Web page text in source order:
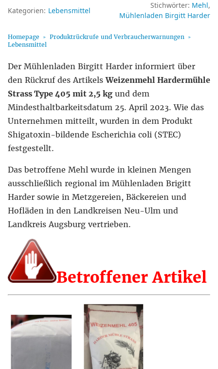
Kategorien: Lebensmittel
Stichwörter: Mehl
Mühlenladen Birgitt Harder
Homepage
Produktrückrufe und Verbraucherwarnungen
Lebensmittel
Der Mühlenladen Birgitt Harder informiert über
den Rückruf des ArtikelsWeizenmehl Hardermühle
Strass Type 405 mit 2,5 kg und dem
Mindesthaltbarkeitsdatum 25. April 2023. Wie das
Unternehmen mitteilt, wurden in dem Produkt
Shigatoxin-bildende Escherichia coli (STEC)
festgestellt.
Das betroffene Mehl wurde in kleinen Mengen
ausschließlich regional im Mühlenladen Brigitt
Harder sowie in Metzgereien, Bäckereien und
Hofläden in den Landkreisen Neu-Ulm und
Landkreis Augsburg vertrieben.
Betroffener Artikel